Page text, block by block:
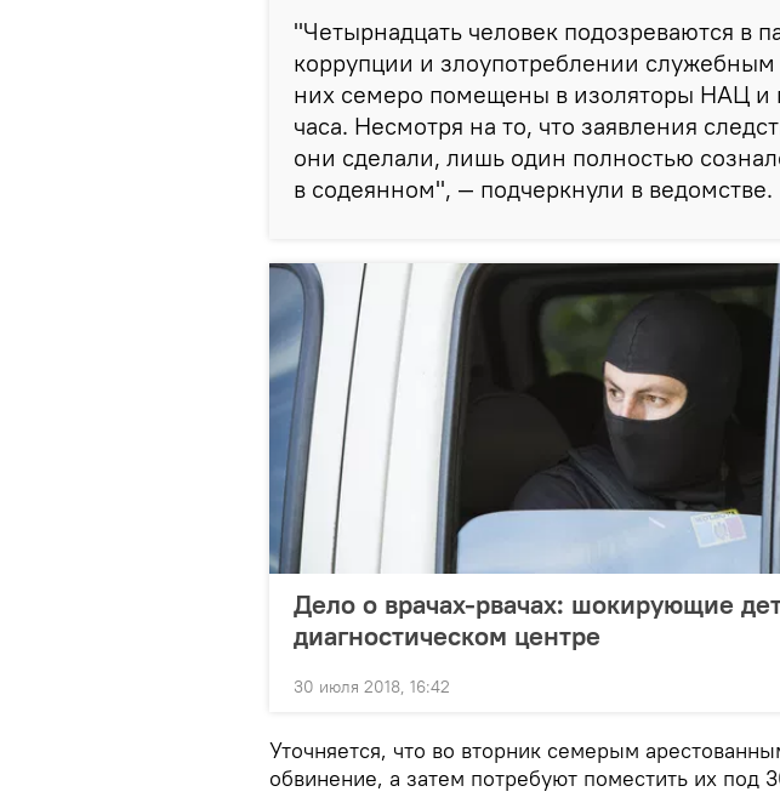
"Четырнадцать человек подозреваются в
коррупции и злоупотреблении
них семеро помещены в изоляторы НАЦ и
часа. Несмотря на то, что заявления
они сделали, лишь один полностью
в содеянном", — подчеркнули в ведомстве.
Дело о врачах-рвачах: шокирующие
диагностическом центре
30 июля 2018, 16:42
Уточняется, что во вторник семерым
обвинение, а затем потребуют поместить их под